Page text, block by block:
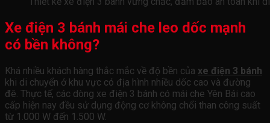
Xe điện 3 bánh mái che leo dốc mạnh
có bền không?
Khá nhiều khách hàng thắc mắc về độ bền của xe điện 3 bánh
khi di chuyển ở khu vực có địa hình nhiều dốc cao và đường
đê. Thực tế, các dòng xe điện 3 bánh có mái che Yên Bái cao
cấp hiện nay đều sử dụng động cơ không chổi than công suất
từ 1.000 W đến 1.500 W.